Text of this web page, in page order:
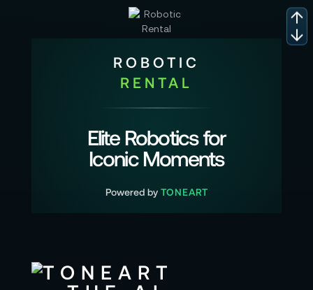
ROBOTIC
RENTAL
Elite Robotics for
Iconic Moments
Powered by TONEART